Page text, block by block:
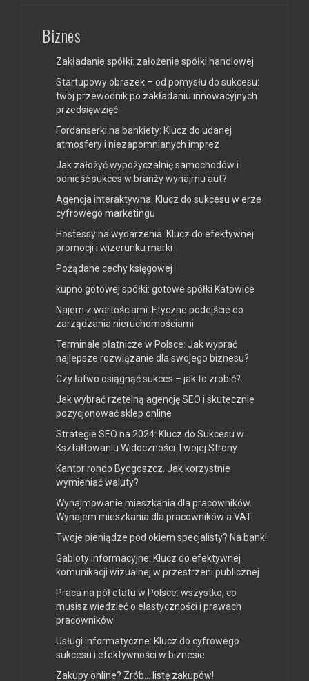
Biznes
Zakładanie spółki: założenie spółki handlowej
Startupowy obrazek – od pomysłu do sukcesu:
twój przewodnik po zakładaniu innowacyjnych
przedsięwzięć
Fordanserki na bankiety: Klucz do udanej
atmosfery i niezapomnianych imprez
Jak założyć wypożyczalnię samochodów i
odnieść sukces w branży wynajmu aut?
Agencja interaktywna: Klucz do sukcesu w erze
cyfrowego marketingu
Hostessy na wydarzenia: Klucz do efektywnej
promocji i wizerunku marki
Pożądane cechy księgowej
kupno gotowej spółki: gotowe spółki Katowice
Najem z wartościami: Etyczne podejście do
zarządzania nieruchomościami
Terminale płatnicze w Polsce: Jak wybrać
najlepsze rozwiązanie dla swojego biznesu?
Czy łatwo osiągnąć sukces – jak to zrobić?
Jak wybrać rzetelną agencję SEO i skutecznie
pozycjonować sklep online
Strategie SEO na 2024: Klucz do Sukcesu w
Kształtowaniu Widoczności Twojej Strony
Kantor rondo Bydgoszcz. Jak korzystnie
wymieniać waluty?
Wynajmowanie mieszkania dla pracowników.
Wynajem mieszkania dla pracowników a VAT
Twoje pieniądze pod okiem specjalisty? Na bank!
Gabloty informacyjne: Klucz do efektywnej
komunikacji wizualnej w przestrzeni publicznej
Praca na pół etatu w Polsce: wszystko, co
musisz wiedzieć o elastyczności i prawach
pracowników
Usługi informatyczne: Klucz do cyfrowego
sukcesu i efektywności w biznesie
Zakupy online? Zrób… listę zakupów!